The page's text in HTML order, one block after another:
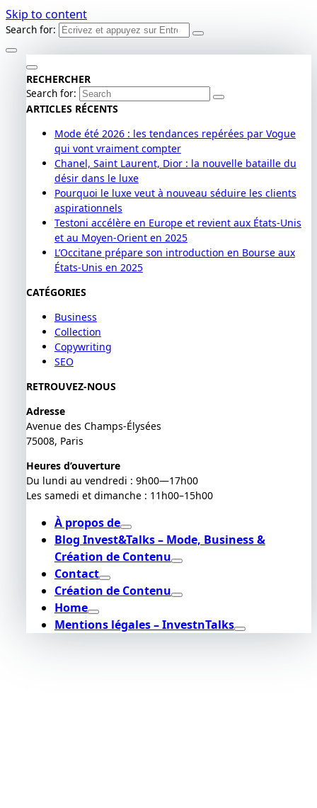
Skip to content
Search for:
RECHERCHER
Search for:
ARTICLES RÉCENTS
Mode été 2026 : les tendances repérées par Vogue
qui vont vraiment compter
Chanel, Saint Laurent, Dior : la nouvelle bataille du
désir dans le luxe
Pourquoi le luxe veut à nouveau séduire les clients
aspirationnels
Testoni accélère en Europe et revient aux États-Unis
et au Moyen-Orient en 2025
L’Occitane prépare son introduction en Bourse aux
États-Unis en 2025
CATÉGORIES
Business
Collection
Copywriting
SEO
RETROUVEZ-NOUS
Adresse
Avenue des Champs-Élysées
75008, Paris
Heures d’ouverture
Du lundi au vendredi : 9h00—17h00
Les samedi et dimanche : 11h00–15h00
À propos de
Blog Invest&Talks – Mode, Business &
Création de Contenu
Contact
Création de Contenu
Home
Mentions légales – InvestnTalks